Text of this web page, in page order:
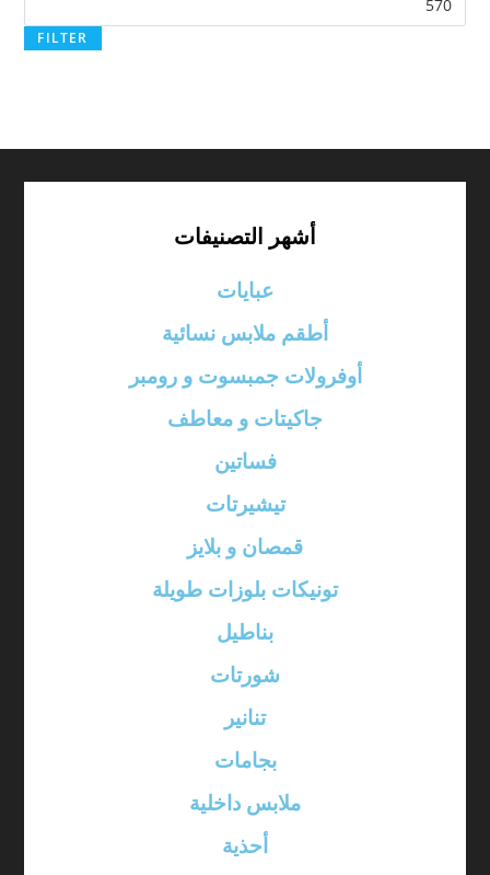
FILTER
أشهر التصنيفات
عبايات
أطقم ملابس نسائية
أوفرولات جمبسوت و رومبر
جاكيتات و معاطف
فساتين
تيشيرتات
قمصان و بلايز
تونيكات بلوزات طويلة
بناطيل
شورتات
تنانير
بجامات
ملابس داخلية
أحذية